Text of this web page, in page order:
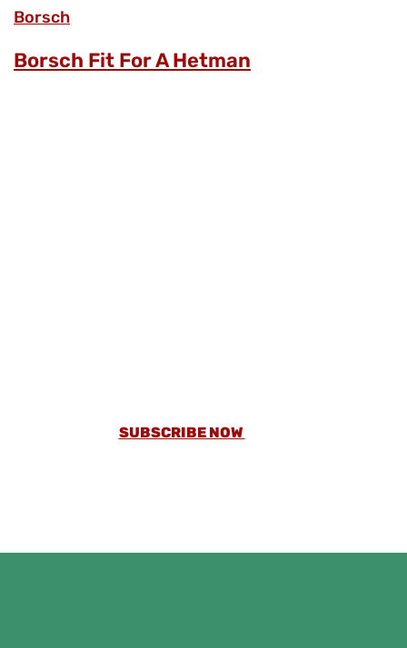
Borsch
Borsch Fit For A Hetman
SUBSCRIBE NOW